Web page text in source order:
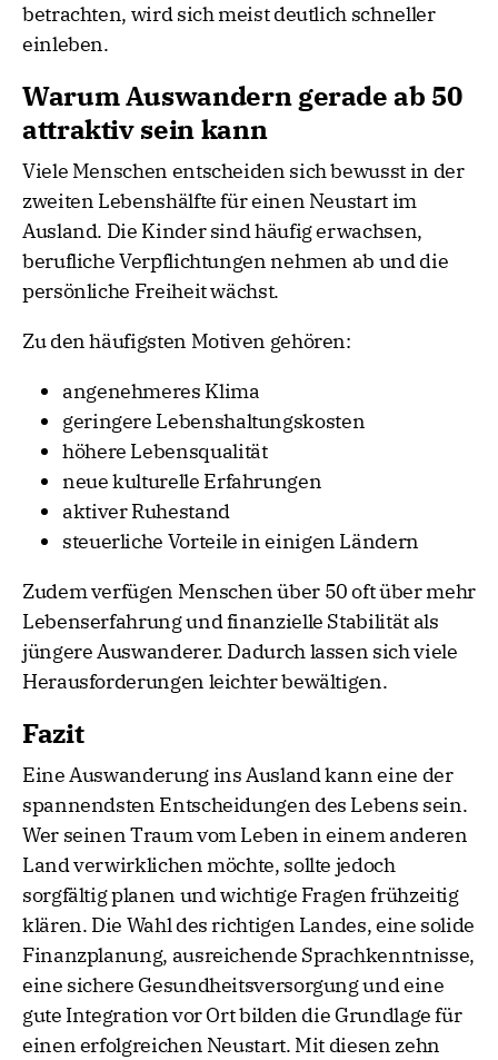
betrachten, wird sich meist deutlich schneller
einleben.
Warum Auswandern gerade ab 50
attraktiv sein kann
Viele Menschen entscheiden sich bewusst in der
zweiten Lebenshälfte für einen Neustart im
Ausland. Die Kinder sind häufig erwachsen,
berufliche Verpflichtungen nehmen ab und die
persönliche Freiheit wächst.
Zu den häufigsten Motiven gehören:
angenehmeres Klima
geringere Lebenshaltungskosten
höhere Lebensqualität
neue kulturelle Erfahrungen
aktiver Ruhestand
steuerliche Vorteile in einigen Ländern
Zudem verfügen Menschen über 50 oft über mehr
Lebenserfahrung und finanzielle Stabilität als
jüngere Auswanderer. Dadurch lassen sich viele
Herausforderungen leichter bewältigen.
Fazit
Eine Auswanderung ins Ausland kann eine der
spannendsten Entscheidungen des Lebens sein.
Wer seinen Traum vom Leben in einem anderen
Land verwirklichen möchte, sollte jedoch
sorgfältig planen und wichtige Fragen frühzeitig
klären. Die Wahl des richtigen Landes, eine solide
Finanzplanung, ausreichende Sprachkenntnisse,
eine sichere Gesundheitsversorgung und eine
gute Integration vor Ort bilden die Grundlage für
einen erfolgreichen Neustart. Mit diesen zehn